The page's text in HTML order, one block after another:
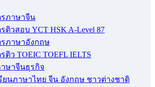
ภาษาจีน
ติวสอบ YCT HSK A-Level 87
ภาษาอังกฤษ
ติว TOEIC TOEFL IELTS
ษาจีนธุรกิจ
ยนภาษาไทย จีน อังกฤษ ชาวต่างชาติ